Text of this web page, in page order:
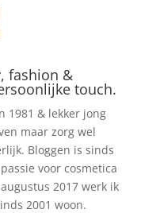
fashion &
touch.
1981 & lekker jong
maar zorg wel
Bloggen is sinds
voor cosmetica
2017 werk ik
2001 woon.